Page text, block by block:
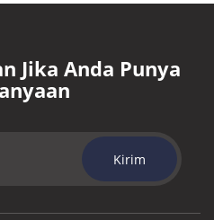
Jika Anda Punya
Kirim